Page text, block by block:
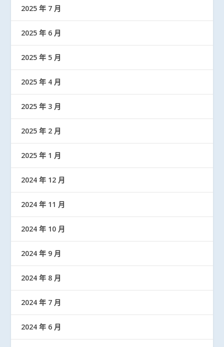
2025 年 7 月
2025 年 6 月
2025 年 5 月
2025 年 4 月
2025 年 3 月
2025 年 2 月
2025 年 1 月
2024 年 12 月
2024 年 11 月
2024 年 10 月
2024 年 9 月
2024 年 8 月
2024 年 7 月
2024 年 6 月